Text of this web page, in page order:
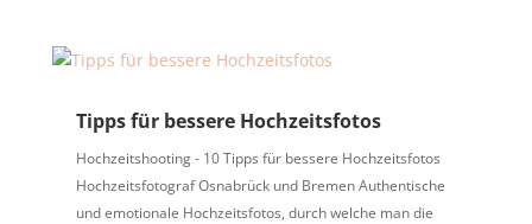
Tipps für bessere Hochzeitsfotos
Hochzeitshooting - 10 Tipps für bessere Hochzeitsfotos
Hochzeitsfotograf Osnabrück und Bremen Authentische
und emotionale Hochzeitsfotos, durch welche man die